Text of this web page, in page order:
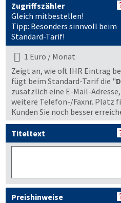
Zugriffszähler
Gleich mitbestellen!
Tipp: Besonders sinnvoll beim
Standard-Tarif!
1 Euro / Monat
Zeigt an, wie oft IHR Eintrag
fügt beim Standard-Tarif die "
zusätzlich eine E-Mail-
weitere Telefon-/Faxnr. Platz
Kunden Sie noch besser
Titeltext
Preishinweise